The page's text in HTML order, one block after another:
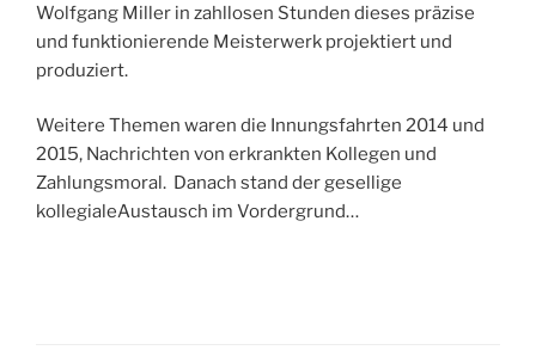
Wolfgang Miller in zahllosen Stunden dieses präzise
und funktionierende Meisterwerk projektiert und
produziert.
Weitere Themen waren die Innungsfahrten 2014 und
2015, Nachrichten von erkrankten Kollegen und
Zahlungsmoral. Danach stand der gesellige
kollegialeAustausch im Vordergrund…